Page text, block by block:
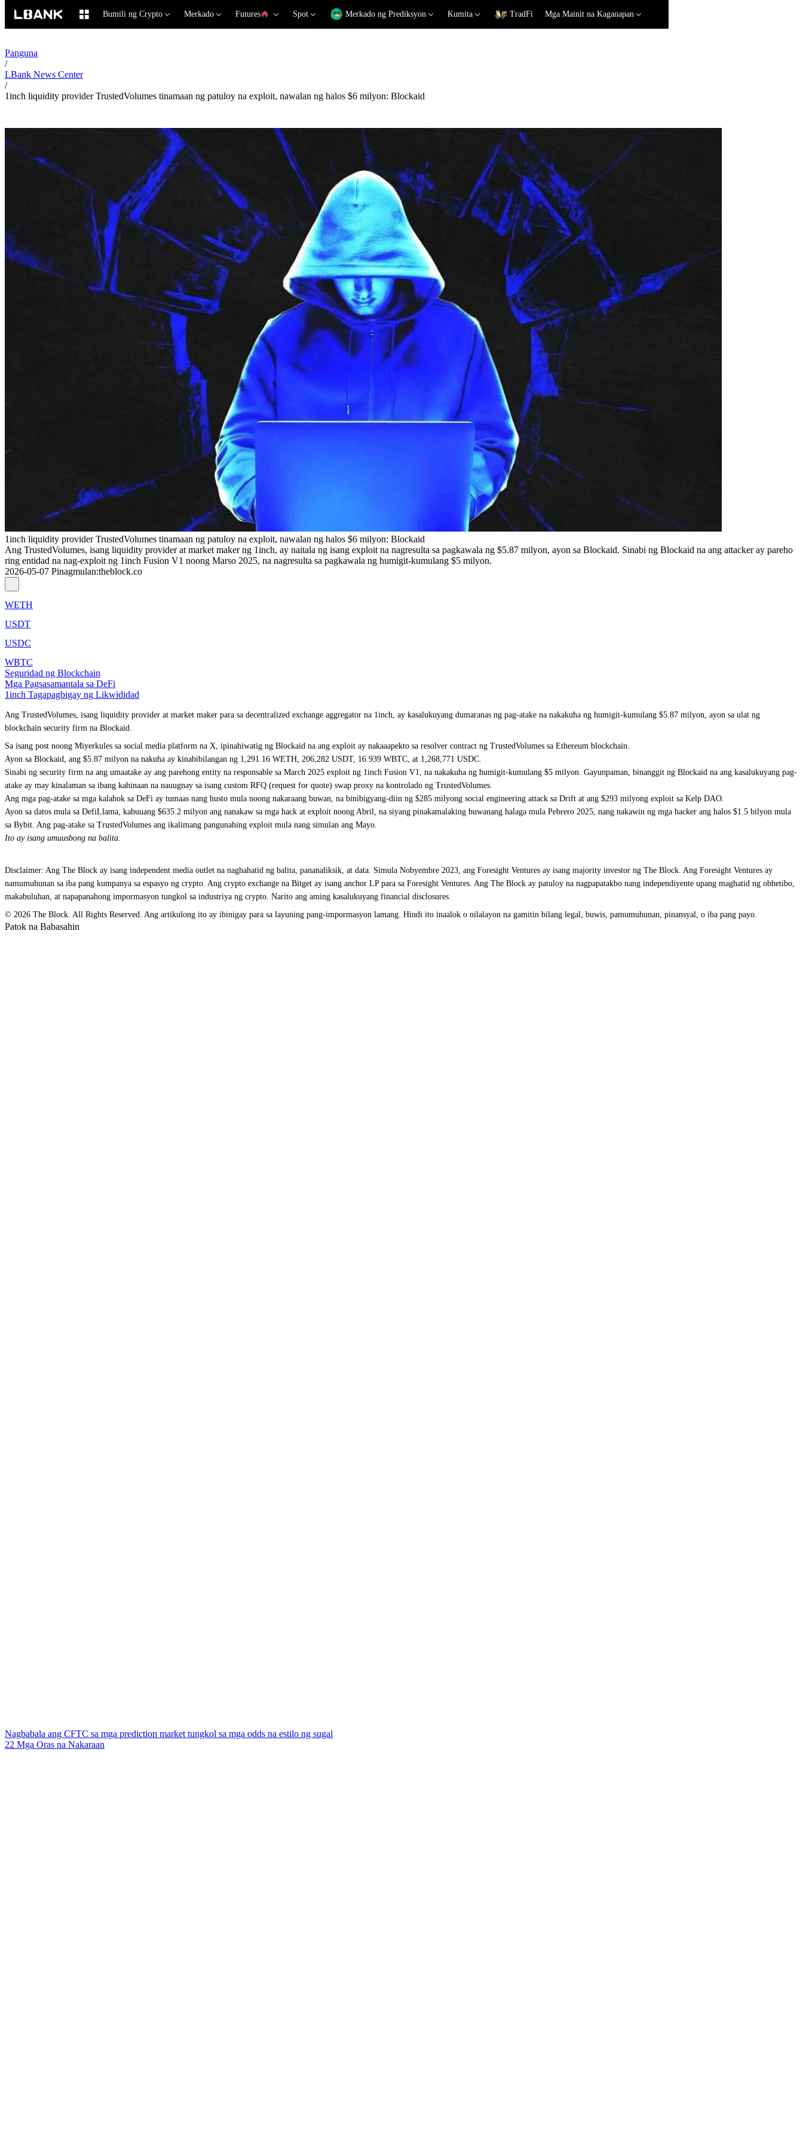
Bumili ng Crypto Merkado Futures Spot Merkado ng Prediksyon Kumita TradFi Mga Mainit na Kaganapan
Panguna
/
LBank News Center
/
1inch liquidity provider TrustedVolumes tinamaan ng patuloy na exploit, nawalan ng halos $6 milyon: Blockaid
1inch liquidity provider TrustedVolumes tinamaan ng patuloy na exploit, nawalan ng halos $6 milyon: Blockaid
Ang TrustedVolumes, isang liquidity provider at market maker ng 1inch, ay naitala ng isang exploit na nagresulta sa pagkawala ng $5.87 milyon, ayon sa Blockaid. Sinabi ng Blockaid na ang attacker ay pareho
ring entidad na nag-exploit ng 1inch Fusion V1 noong Marso 2025, na nagresulta sa pagkawala ng humigit-kumulang $5 milyon.
2026-05-07 Pinagmulan:theblock.co
WETH
USDT
USDC
WBTC
Seguridad ng Blockchain
Mga Pagsasamantala sa DeFi
1inch Tagapagbigay ng Likwididad
Ang TrustedVolumes, isang liquidity provider at market maker para sa decentralized exchange aggregator na 1inch, ay kasalukuyang dumaranas ng pag-atake na nakakuha ng humigit-kumulang $5.87 milyon, ayon sa ulat ng
blockchain security firm na Blockaid.
Sa isang post noong Miyerkules sa social media platform na X, ipinahiwatig ng Blockaid na ang exploit ay nakaaapekto sa resolver contract ng TrustedVolumes sa Ethereum blockchain.
Ayon sa Blockaid, ang $5.87 milyon na nakuha ay kinabibilangan ng 1,291.16 WETH, 206,282 USDT, 16.939 WBTC, at 1,268,771 USDC.
Sinabi ng security firm na ang umaatake ay ang parehong entity na responsable sa March 2025 exploit ng 1inch Fusion V1, na nakakuha ng humigit-kumulang $5 milyon. Gayunpaman, binanggit ng Blockaid na ang kasalukuyang pag-
atake ay may kinalaman sa ibang kahinaan na nauugnay sa isang custom RFQ (request for quote) swap proxy na kontrolado ng TrustedVolumes.
Ang mga pag-atake sa mga kalahok sa DeFi ay tumaas nang husto mula noong nakaraang buwan, na binibigyang-diin ng $285 milyong social engineering attack sa Drift at ang $293 milyong exploit sa Kelp DAO.
Ayon sa datos mula sa DefiLlama, kabuuang $635.2 milyon ang nanakaw sa mga hack at exploit noong Abril, na siyang pinakamalaking buwanang halaga mula Pebrero 2025, nang nakawin ng mga hacker ang halos $1.5 bilyon mula
sa Bybit. Ang pag-atake sa TrustedVolumes ang ikalimang pangunahing exploit mula nang simulan ang Mayo.
Ito ay isang umuusbong na balita.
Disclaimer: Ang The Block ay isang independent media outlet na naghahatid ng balita, pananaliksik, at data. Simula Nobyembre 2023, ang Foresight Ventures ay isang majority investor ng The Block. Ang Foresight Ventures ay
namumuhunan sa iba pang kumpanya sa espasyo ng crypto. Ang crypto exchange na Bitget ay isang anchor LP para sa Foresight Ventures. Ang The Block ay patuloy na nagpapatakbo nang independiyente upang maghatid ng obhetibo,
makabuluhan, at napapanahong impormasyon tungkol sa industriya ng crypto. Narito ang aming kasalukuyang financial disclosures.
© 2026 The Block. All Rights Reserved. Ang artikulong ito ay ibinigay para sa layuning pang-impormasyon lamang. Hindi ito inaalok o nilalayon na gamitin bilang legal, buwis, pamumuhunan, pinansyal, o iba pang payo.
Patok na Babasahin
Nagbabala ang CFTC sa mga prediction market tungkol sa mga odds na estilo ng sugal
22 Mga Oras na Nakaraan